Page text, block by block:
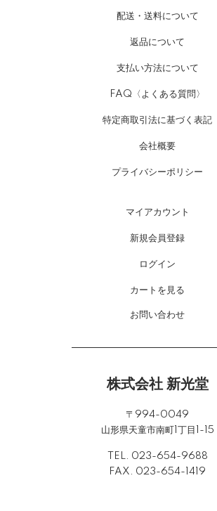
配送・送料について
返品について
支払い方法について
FAQ〈よくある質問〉
特定商取引法に基づく表記
会社概要
プライバシーポリシー
マイアカウント
新規会員登録
ログイン
カートを見る
お問い合わせ
株式会社 新光堂
〒994-0049
山形県天童市南町1丁目1-15
TEL. 023-654-9688
FAX. 023-654-1419